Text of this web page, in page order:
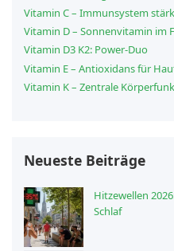
Vitamin C – Immunsystem
Vitamin D – Sonnenvitamin im
Vitamin D3 K2: Power-Duo
Vitamin E – Antioxidans für
Vitamin K – Zentrale
Neueste Beiträge
Hitzewellen
Schlaf